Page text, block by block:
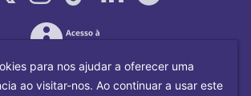
para nos ajudar a oferecer uma
ao visitar-nos. Ao continuar a usar este